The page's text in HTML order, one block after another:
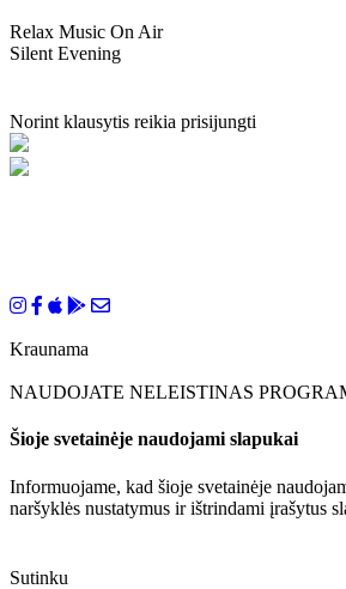
Relax Music On Air
Silent Evening
Norint klausytis reikia prisijungti
Kraunama
NAUDOJATE NELEISTINAS
Šioje svetainėje naudojami slapukai
Informuojame, kad šioje svetainėje
naršyklės nustatymus ir ištrindami įrašytus
Sutinku